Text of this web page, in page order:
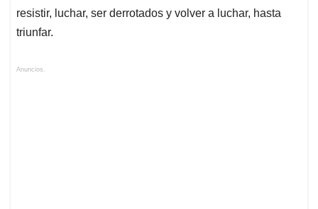
resistir, luchar, ser derrotados y volver a luchar, hasta
triunfar.
Anuncios.